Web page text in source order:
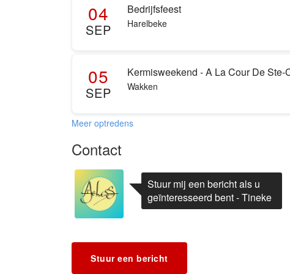
04
SEP
Bedrijfsfeest
Harelbeke
05
SEP
Kermisweekend - A La Cour De Ste-
Wakken
Meer optredens
Contact
Stuur mij een bericht als u
geïnteresseerd bent - Tineke
Stuur een bericht